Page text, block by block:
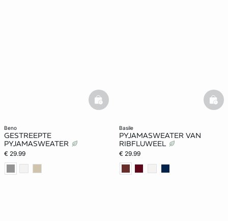
beno
GESTREEPTE
PYJAMASWEATER
€ 29.99
basketfull
basile
PYJAMASWEATER VAN
RIBFLUWEEL
€ 29.99